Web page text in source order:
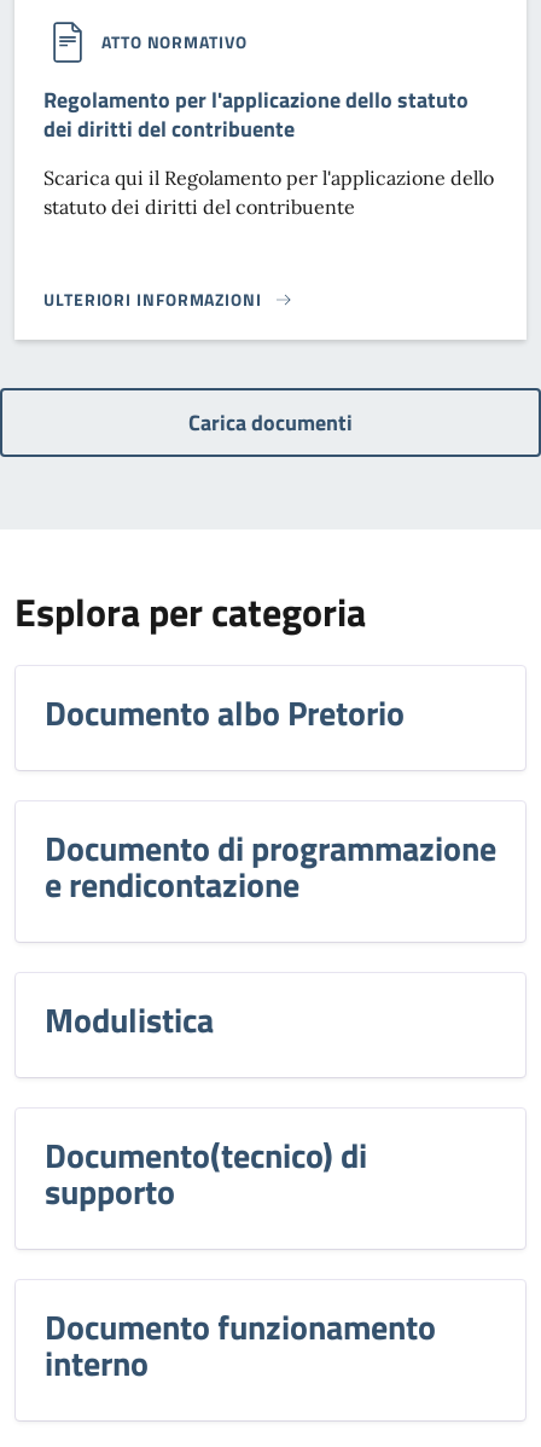
ATTO NORMATIVO
Regolamento per l'applicazione dello statuto
dei diritti del contribuente
Scarica qui il Regolamento per l'applicazione dello
statuto dei diritti del contribuente
ULTERIORI INFORMAZIONI
REGOLAMENTO PER L'APPLICAZIONE DELLO STATUTO DEI
Carica documenti
Esplora per categoria
Documento albo Pretorio
Documento di programmazione
e rendicontazione
Modulistica
Documento(tecnico) di
supporto
Documento funzionamento
interno